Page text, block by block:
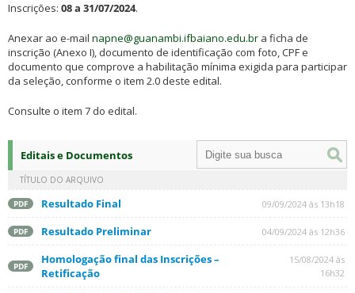
Inscrições: 08 a 31/07/2024.
Anexar ao e-mail napne@guanambi.ifbaiano.edu.br a ficha de
inscrição (Anexo I), documento de identificação com foto, CPF e
documento que comprove a habilitação mínima exigida para participar
da seleção, conforme o item 2.0 deste edital.
Consulte o item 7 do edital.
Editais e Documentos
TÍTULO DO ARQUIVO
PDF Resultado Final 09/09/2024 às 13h18
PDF Resultado Preliminar 04/09/2024 às 12h36
PDF
Homologação final das Inscrições –
Retificação
15/08/2024 às
16h32